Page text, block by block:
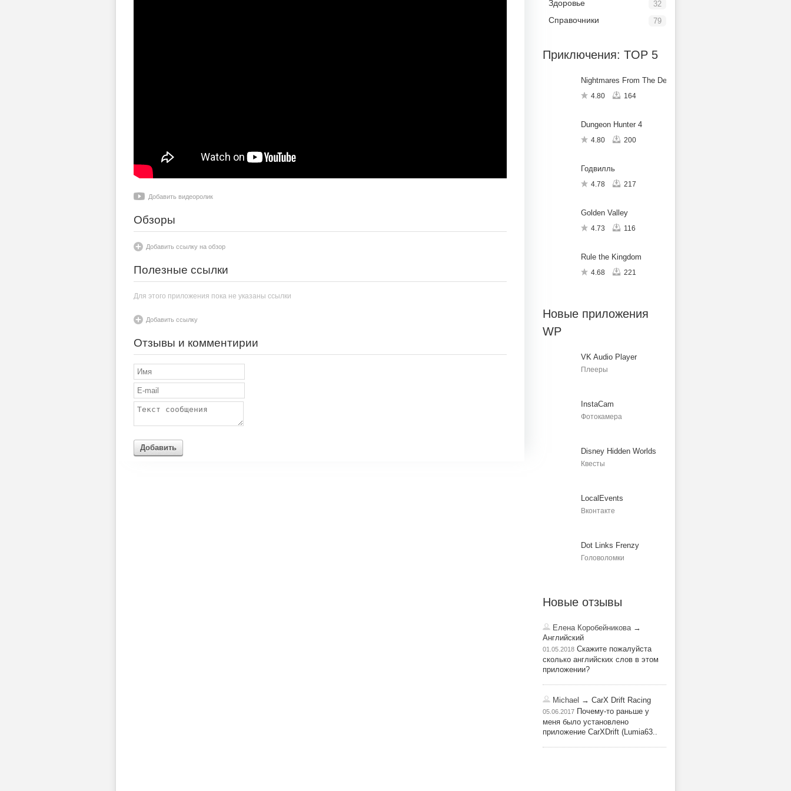
Добавить видеоролик
Обзоры
Добавить ссылку на обзор
Полезные ссылки
Для этого приложения пока не указаны ссылки
Добавить ссылку
Отзывы и комментирии
Добавить
32
Здоровье
79
Справочники
Приключения: TOP 5
Nightmares From The Deep: The Cursed Heart
4.80 164
Dungeon Hunter 4
4.80 200
Годвилль
4.78 217
Golden Valley
4.73 116
Rule the Kingdom
4.68 221
Новые приложения
WP
VK Audio Player
Плееры
InstaCam
Фотокамера
Disney Hidden Worlds
Квесты
LocalEvents
Вконтакте
Dot Links Frenzy
Головоломки
Новые отзывы
Елена Коробейникова→
Английский
01.05.2018 Скажите пожалуйста
сколько английских слов в этом
приложении?
Michael → CarX Drift Racing
05.06.2017 Почему-то раньше у
меня было установлено
приложение CarXDrift (Lumia63..